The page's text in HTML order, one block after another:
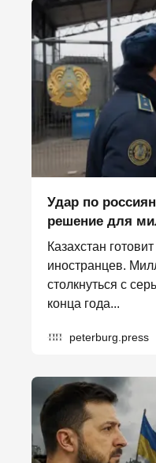
Удар по
решение для
Казахстан
иностранцев.
столкнуться с
конца года...
peterburg.press